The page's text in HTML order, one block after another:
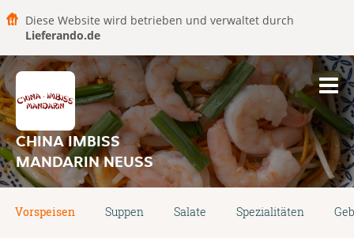
Diese Website wird betrieben und verwaltet durch
Lieferando.de
CHINA IMBISS
MANDARIN NEUSS
Vorspeisen Suppen Salate Spezialitäten